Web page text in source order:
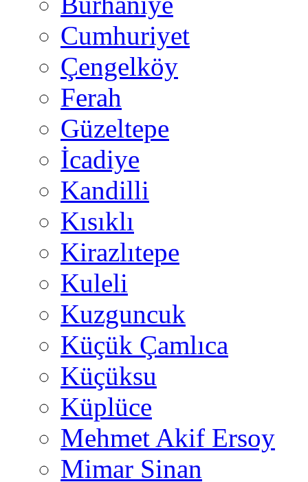
Cumhuriyet
Çengelköy
Ferah
Güzeltepe
İcadiye
Kandilli
Kısıklı
Kirazlıtepe
Kuleli
Kuzguncuk
Küçük Çamlıca
Küçüksu
Küplüce
Mehmet Akif Ersoy
Mimar Sinan